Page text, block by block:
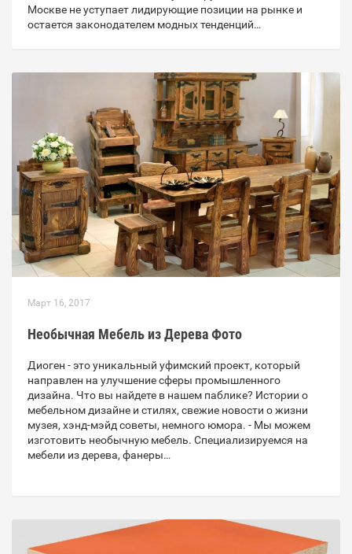
Москве не уступает лидирующие позиции на рынке и
остается законодателем модных тенденций…
Март 16, 2017
Необычная Мебель из Дерева Фото
Диоген - это уникальный уфимский проект, который
направлен на улучшение сферы промышленного
дизайна. Что вы найдете в нашем паблике? Истории о
мебельном дизайне и стилях, свежие новости о жизни
музея, хэнд-мэйд советы, немного юмора. - Мы можем
изготовить необычную мебель. Специализируемся на
мебели из дерева, фанеры…